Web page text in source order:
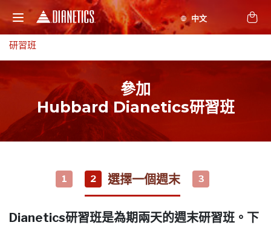
研習班
參加
Hubbard Dianetics研習班
1 2 選擇一個週末 3
Dianetics研習班是為期兩天的週末研習班。下